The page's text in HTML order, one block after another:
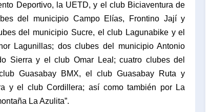
Deportivo, la UETD, y el club Biciaventura de
del municipio Campo Elías, Frontino Jají y
del municipio Sucre, el club Lagunabike y el
Lagunillas; dos clubes del municipio Antonio
Sierra y el club Omar Leal; cuatro clubes del
Guasabay BMX, el club Guasabay Ruta y
y el club Cordillera; así como también por La
La Azulita”.